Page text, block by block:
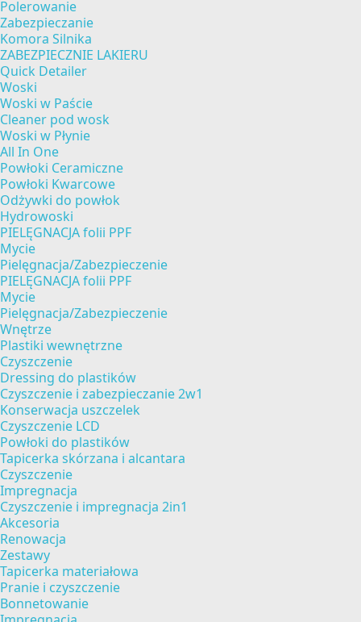
Polerowanie
Zabezpieczanie
Komora Silnika
ZABEZPIECZNIE LAKIERU
Quick Detailer
Woski
Woski w Paście
Cleaner pod wosk
Woski w Płynie
All In One
Powłoki Ceramiczne
Powłoki Kwarcowe
Odżywki do powłok
Hydrowoski
PIELĘGNACJA folii PPF
Mycie
Pielęgnacja/Zabezpieczenie
PIELĘGNACJA folii PPF
Mycie
Pielęgnacja/Zabezpieczenie
Wnętrze
Plastiki wewnętrzne
Czyszczenie
Dressing do plastików
Czyszczenie i zabezpieczanie 2w1
Konserwacja uszczelek
Czyszczenie LCD
Powłoki do plastików
Tapicerka skórzana i alcantara
Czyszczenie
Impregnacja
Czyszczenie i impregnacja 2in1
Akcesoria
Renowacja
Zestawy
Tapicerka materiałowa
Pranie i czyszczenie
Bonnetowanie